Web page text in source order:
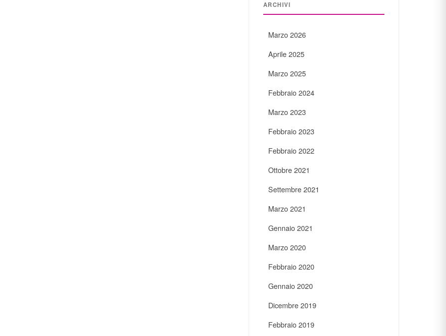
ARCHIVI
Marzo 2026
Aprile 2025
Marzo 2025
Febbraio 2024
Marzo 2023
Febbraio 2023
Febbraio 2022
Ottobre 2021
Settembre 2021
Marzo 2021
Gennaio 2021
Marzo 2020
Febbraio 2020
Gennaio 2020
Dicembre 2019
Febbraio 2019